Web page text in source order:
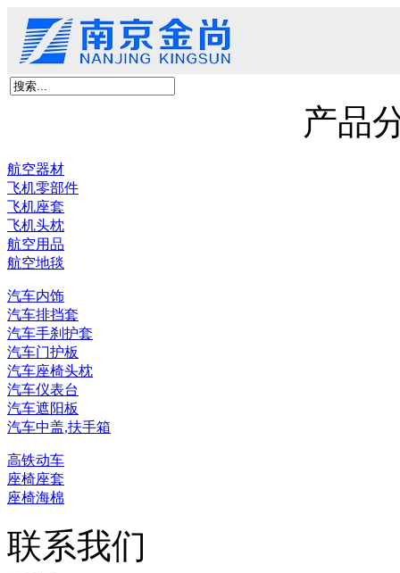
产品
航空器材
飞机零部件
飞机座套
飞机头枕
航空用品
航空地毯
汽车内饰
汽车排挡套
汽车手刹护套
汽车门护板
汽车座椅头枕
汽车仪表台
汽车遮阳板
汽车中盖,扶手箱
高铁动车
座椅座套
座椅海棉
联系我们